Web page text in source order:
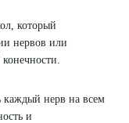
который
нервов или
каждый нерв на всем
и